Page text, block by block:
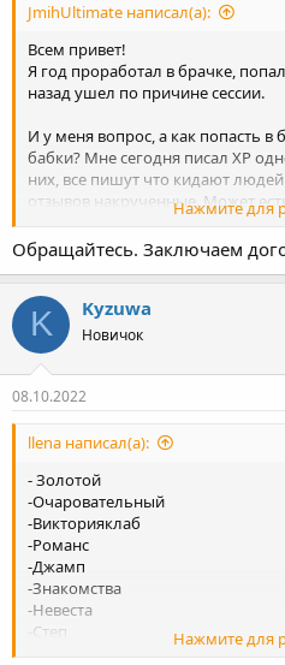
JmihUltimate написал(а):
Всем привет!
Я год проработал в брачке,
назад ушел по причине сессии.
И у меня вопрос, а как попасть в
бабки? Мне сегодня писал ХР
них, все пишут что кидают
отзывов накрученные. Может
Нажмите для
Обращайтесь. Заключаем
K Kyzuwa
Новичок
08.10.2022
llena написал(а):
- Золотой
-Очаровательный
-Викторияклаб
-Романс
-Джамп
-Знакомства
-Невеста
-Степ
Нажмите для